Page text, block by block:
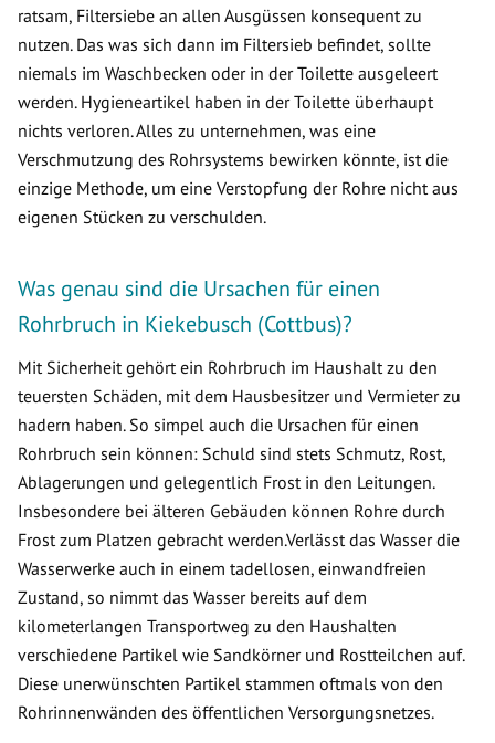
ratsam, Filtersiebe an allen Ausgüssen konsequent zu
nutzen. Das was sich dann im Filtersieb befindet, sollte
niemals im Waschbecken oder in der Toilette ausgeleert
werden. Hygieneartikel haben in der Toilette überhaupt
nichts verloren. Alles zu unternehmen, was eine
Verschmutzung des Rohrsystems bewirken könnte, ist die
einzige Methode, um eine Verstopfung der Rohre nicht aus
eigenen Stücken zu verschulden.
Was genau sind die Ursachen für einen
Rohrbruch in Kiekebusch (Cottbus)?
Mit Sicherheit gehört ein Rohrbruch im Haushalt zu den
teuersten Schäden, mit dem Hausbesitzer und Vermieter zu
hadern haben. So simpel auch die Ursachen für einen
Rohrbruch sein können: Schuld sind stets Schmutz, Rost,
Ablagerungen und gelegentlich Frost in den Leitungen.
Insbesondere bei älteren Gebäuden können Rohre durch
Frost zum Platzen gebracht werden.Verlässt das Wasser die
Wasserwerke auch in einem tadellosen, einwandfreien
Zustand, so nimmt das Wasser bereits auf dem
kilometerlangen Transportweg zu den Haushalten
verschiedene Partikel wie Sandkörner und Rostteilchen auf.
Diese unerwünschten Partikel stammen oftmals von den
Rohrinnenwänden des öffentlichen Versorgungsnetzes.